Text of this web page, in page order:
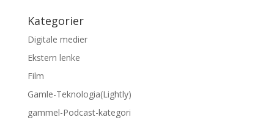
Kategorier
Digitale medier
Ekstern lenke
Film
Gamle-Teknologia(Lightly)
gammel-Podcast-kategori